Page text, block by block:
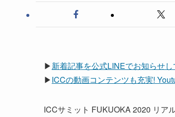
▶新着記事を公式LINEでお知らせ
▶ICCの動画コンテンツも充実!
ICCサミット FUKUOKA 2020 リア